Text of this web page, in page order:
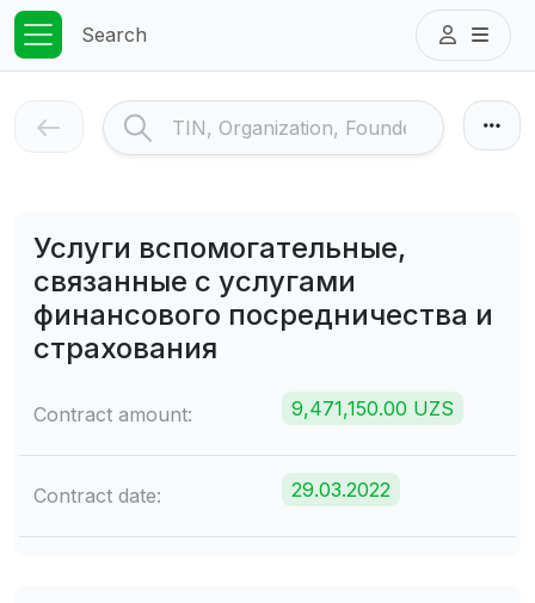
Search
Услуги вспомогательные,
связанные с услугами
финансового посредничества и
страхования
Contract amount: 9,471,150.00 UZS
Contract date: 29.03.2022